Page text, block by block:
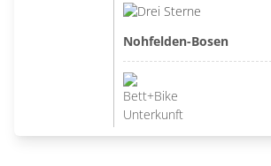
Nohfelden-Bosen